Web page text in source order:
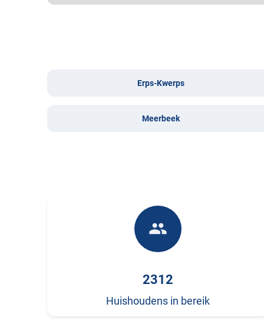
Erps-Kwerps
Meerbeek
people
2312
Huishoudens in bereik